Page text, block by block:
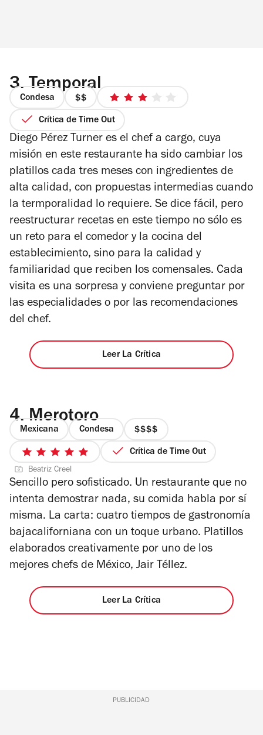
3. Temporal
Condesa
precio
2
3
Crítica de Time Out
Diego Pérez Turner es el chef a cargo, cuya
misión en este restaurante ha sido cambiar los
platillos cada tres meses con ingredientes de
alta calidad, con propuestas intermedias cuando
la termporalidad lo requiere. Se dice fácil, pero
reestructurar recetas en este tiempo no sólo es
un reto para el comedor y la cocina del
establecimiento, sino para la calidad y
familiaridad que reciben los comensales. Cada
visita es una sorpresa y conviene preguntar por
las especialidades o por las recomendaciones
del chef.
Leer La Crítica
4. Merotoro
Mexicana Condesa
precio
4
5
de
5
estrellas
Crítica de Time Out
Beatriz Creel
Sencillo pero sofisticado. Un restaurante que no
intenta demostrar nada, su comida habla por sí
misma. La carta: cuatro tiempos de gastronomía
bajacaliforniana con un toque urbano. Platillos
elaborados creativamente por uno de los
mejores chefs de México, Jair Téllez.
Leer La Crítica
PUBLICIDAD